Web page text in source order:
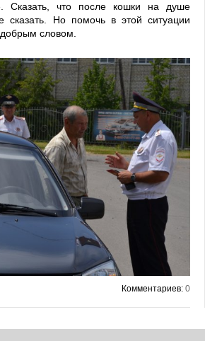
Сказать, что после кошки на душе
сказать. Но помочь в этой ситуации
словом.
Комментариев: 0